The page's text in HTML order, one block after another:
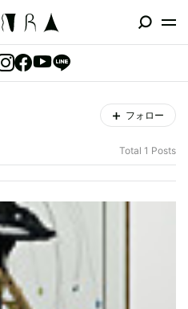
フォロー
Total 1 Posts